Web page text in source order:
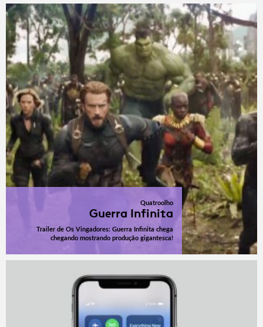
Quatroolho
Guerra Infinita
Trailer de Os Vingadores: Guerra Infinita chega
chegando mostrando produção gigantesca!